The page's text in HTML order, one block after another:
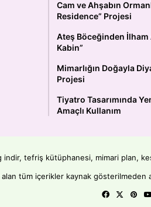
Cam ve Ahşabın
Residence” Projesi
Ateş Böceğinden İlham
Kabin”
Mimarlığın Doğayla
Projesi
Tiyatro Tasarımında
Amaçlı Kullanım
indir, tefriş kütüphanesi, mimari
alan tüm içerikler kaynak gösterilmeden
Facebook
X